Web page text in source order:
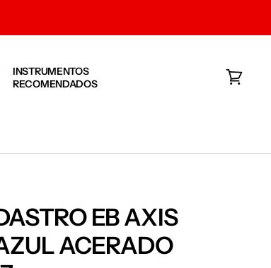
INSTRUMENTOS
RECOMENDADOS
EB AXIS
ACERADO